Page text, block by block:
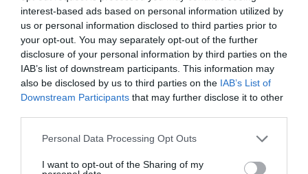
interest-based ads based on personal information utilized by
us or personal information disclosed to third parties prior to
your opt-out. You may separately opt-out of the further
disclosure of your personal information by third parties on the
IAB’s list of downstream participants. This information may
also be disclosed by us to third parties on the IAB’s List of
Downstream Participants that may further disclose it to other
Please note that this website/app uses one or more Google
not limited to your visit or usage behaviour. You may click to
Personal Data Processing Opt Outs
I want to opt-out of the Sharing of my
βαλίτσα του φετινού
καλοκαιριού έχει την
υπογραφή της Xiaomi
31.07.2026
ΟΛΗ Η ΡΟΗ ΕΙΔΗΣΕΩΝ